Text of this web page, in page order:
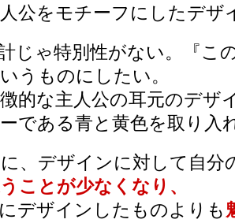
公をモチーフにしたデザ
計じゃ特別性がない。『こ
うものにしたい。
的な主人公の耳元のデザ
である青と黄色を取り入
、デザインに対して自分
ことが少なくなり、
デザインしたものよりも